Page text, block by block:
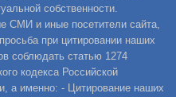
собственности.
СМИ и иные посетители сайта,
при цитировании наших
соблюдать статью 1274
кодекса Российской
а именно: - Цитирование наших